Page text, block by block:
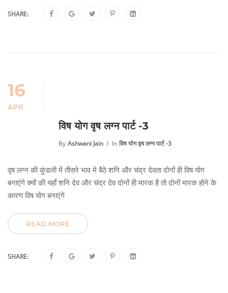
SHARE:
16
APR
विष योग वृष लग्न पार्ट -3
By Ashwani Jain In विष योग वृष लग्न पार्ट -3
वृष लग्न की कुंडली में तीसरे भाव मे बैठे शनि और चंद्र देवता दोनों ही विष योग
बनाएंगे क्यों की यहाँ शनि देव और चंद्र देव दोनों ही मारक है तो दोनों मारक होने के
कारण विष योग बनाएंगे
READ MORE
SHARE: